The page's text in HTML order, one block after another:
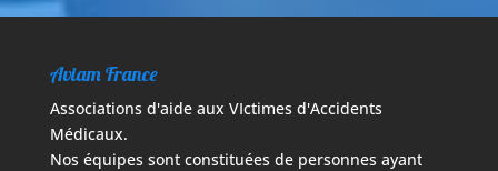
Aviam France
Associations d'aide aux VIctimes d'Accidents
Médicaux.
Nos équipes sont constituées de personnes ayant